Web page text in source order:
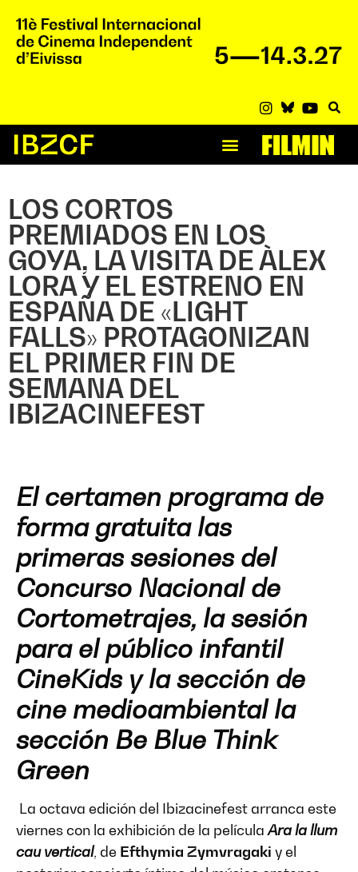
LOS CORTOS
PREMIADOS EN LOS
GOYA, LA VISITA DE ÀLEX
LORA Y EL ESTRENO EN
ESPAÑA DE «LIGHT
FALLS» PROTAGONIZAN
EL PRIMER FIN DE
SEMANA DEL
IBIZACINEFEST
El certamen programa de
forma gratuita las
primeras sesiones del
Concurso Nacional de
Cortometrajes, la sesión
para el público infantil
CineKids y la sección de
cine medioambiental la
sección Be Blue Think
Green
La octava edición del Ibizacinefest arranca este
viernes con la exhibición de la película Ara la llum
cau vertical, de Efthymia Zymvragaki y el